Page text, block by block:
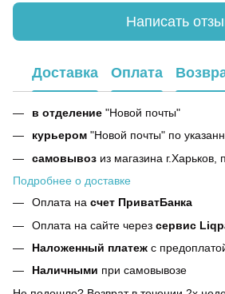
Написать
Доставка Оплата
в отделение "Новой почты"
курьером "Новой почты" по
самовывоз из магазина г.Харьков,
Подробнее о доставке
Оплата на счет ПриватБанка
Оплата на сайте через сервис
Наложенный платеж с
Наличными при самовывозе